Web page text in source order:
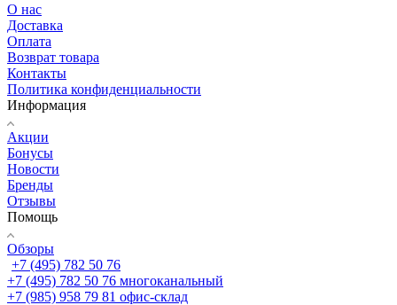
О нас
Доставка
Оплата
Возврат товара
Контакты
Политика конфиденциальности
Информация
Акции
Бонусы
Новости
Бренды
Отзывы
Помощь
Обзоры
+7 (495) 782 50 76
+7 (495) 782 50 76 многоканальный
+7 (985) 958 79 81 офис-склад